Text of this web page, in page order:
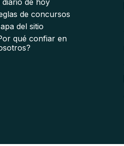
de concursos
del sitio
qué confiar en